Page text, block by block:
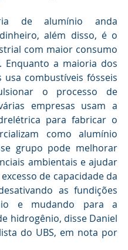
de alumínio anda
além disso, é o
com maior consumo
Enquanto a maioria dos
combustíveis fósseis
o processo de
empresas usam a
para fabricar o
como alumínio
grupo pode melhorar
ambientais e ajudar
de capacidade da
as fundições
e mudando para a
hidrogênio, disse Daniel
do UBS, em nota por